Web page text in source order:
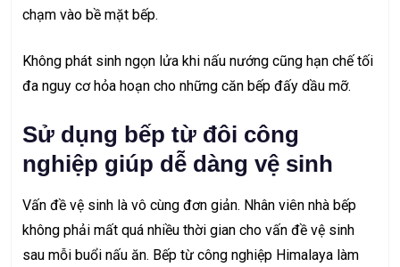
chạm vào bề mặt bếp.
Không phát sinh ngọn lửa khi nấu nướng cũng hạn chế tối
đa nguy cơ hỏa hoạn cho những căn bếp đấy dầu mỡ.
Sử dụng bếp từ đôi công
nghiệp giúp dễ dàng vệ sinh
Vấn đề vệ sinh là vô cùng đơn giản. Nhân viên nhà bếp
không phải mất quá nhiều thời gian cho vấn đề vệ sinh
sau mỗi buổi nấu ăn. Bếp từ công nghiệp Himalaya làm